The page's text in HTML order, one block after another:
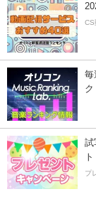
CS
毎
ク
試
ト
プ